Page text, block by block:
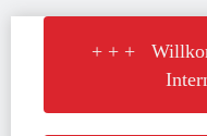
Skip
+ + +